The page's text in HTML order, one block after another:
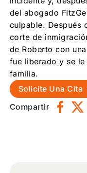
del abogado
culpable. Después
corte de
de Roberto con
fue liberado y se
familia.
Solicite Una Cita
Compartir